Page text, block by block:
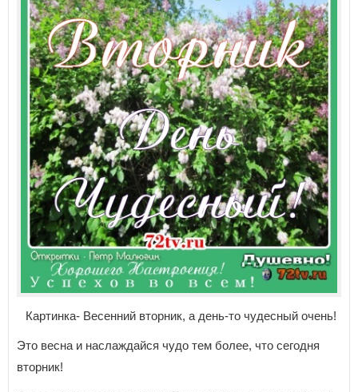
Картинка- Весенний вторник, а день-то чудесный очень!
Это весна и наслаждайся чудо тем более, что сегодня
вторник!